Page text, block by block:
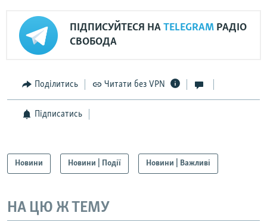
ПІДПИСУЙТЕСЯ НА TELEGRAM РАДІО
СВОБОДА
Поділитись Читати без VPN
Підписатись
Новини Новини | Події Новини | Важливі
НА ЦЮ Ж ТЕМУ